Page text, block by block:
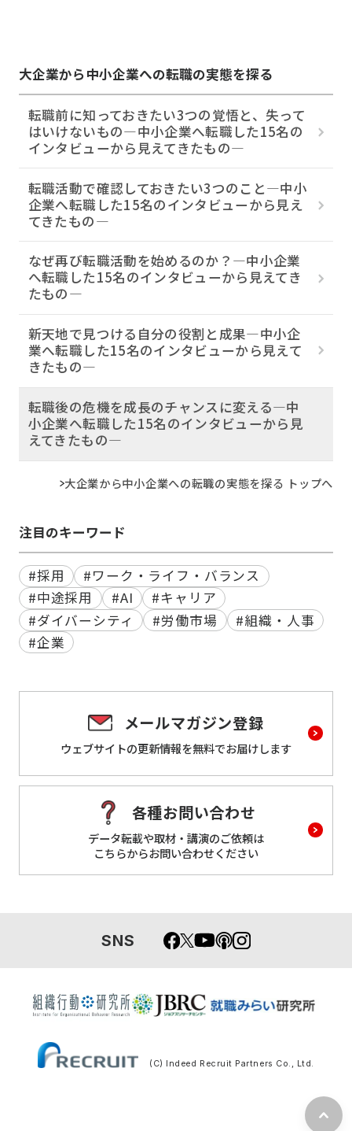
大企業から中小企業への転職の実態を探る
転職前に知っておきたい3つの覚悟と、失って
はいけないもの―中小企業へ転職した15名の
インタビューから見えてきたもの―
転職活動で確認しておきたい3つのこと―中小
企業へ転職した15名のインタビューから見え
てきたもの―
なぜ再び転職活動を始めるのか？―中小企業
へ転職した15名のインタビューから見えてき
たもの―
新天地で見つける自分の役割と成果―中小企
業へ転職した15名のインタビューから見えて
きたもの―
転職後の危機を成長のチャンスに変える―中
小企業へ転職した15名のインタビューから見
えてきたもの―
大企業から中小企業への転職の実態を探る トップへ
注目のキーワード
#採用
#ワーク・ライフ・バランス
#中途採用
#AI
#キャリア
#ダイバーシティ
#労働市場
#組織・人事
#企業
メールマガジン登録
ウェブサイトの更新情報を無料でお届けします
各種お問い合わせ
データ転載や取材・講演のご依頼は
こちらからお問い合わせください
SNS
(C) Indeed Recruit Partners Co., Ltd.